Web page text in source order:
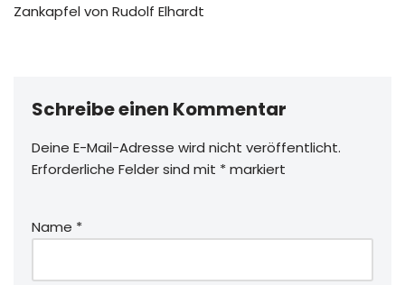
Zankapfel von Rudolf Elhardt
Schreibe einen Kommentar
Deine E-Mail-Adresse wird nicht veröffentlicht.
Erforderliche Felder sind mit *markiert
Name *